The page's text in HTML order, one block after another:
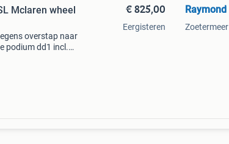
Mclaren wheel
overstap naar
podium dd1 incl.
€ 825,00
Eergisteren
Raymond
Zoetermeer